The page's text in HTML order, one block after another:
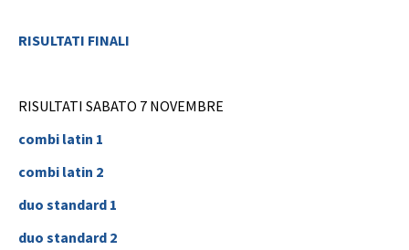
Tesseramento
RISULTATI FINALI
RISULTATI SABATO 7 NOVEMBRE
combi latin 1
combi latin 2
duo standard 1
duo standard 2